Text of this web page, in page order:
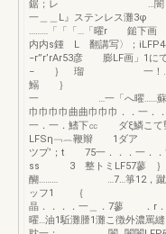
鋸；レ …闇．鵜，
一＿＿L』ステンレス灘3φ
………「「「…「曜r 鎚下画 r
内内s鍾 L 翻講写〉；
−r”r’rAr53彦 膨LF画」1に
− ｝ 瑠 一！…闇
鰯 ｝ ．
一 …一「へ曜……蘇除3脚
巾巾巾巾曲曲巾巾巾．．一．
一．一．鰭下㏄ ダξ鱗
LFSη﹁︷鞭辮 1ダア
ツプ’；t 75一．．．一．．
ss 3 整トミLF57蓼 ｝
醐……… …7…箏12，蹴 1鉄
ッフ1 ｛ ．「
晶．．．．一＿．7蓼 ．r．
曜…油1駈灘謄1灘こ徴外